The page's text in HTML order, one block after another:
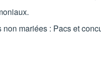
mariées : Pacs et